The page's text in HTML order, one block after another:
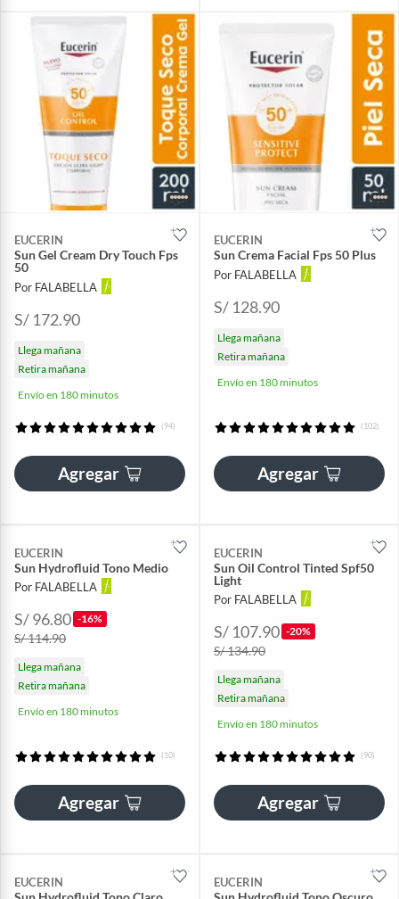
EUCERIN
Sun Gel Cream Dry Touch Fps
50
Por FALABELLA
S/ 172.90
Llega mañana
Retira mañana
Envío en 180 minutos
(94)
Agregar
EUCERIN
Sun Crema Facial Fps 50 Plus
Por FALABELLA
S/ 128.90
Llega mañana
Retira mañana
Envío en 180 minutos
(102)
Agregar
EUCERIN
Sun Hydrofluid Tono Medio
Por FALABELLA
S/ 96.80 -16%
S/ 114.90
Llega mañana
Retira mañana
Envío en 180 minutos
(10)
Agregar
EUCERIN
Sun Oil Control Tinted Spf50
Light
Por FALABELLA
S/ 107.90 -20%
S/ 134.90
Llega mañana
Retira mañana
Envío en 180 minutos
(90)
Agregar
EUCERIN EUCERIN